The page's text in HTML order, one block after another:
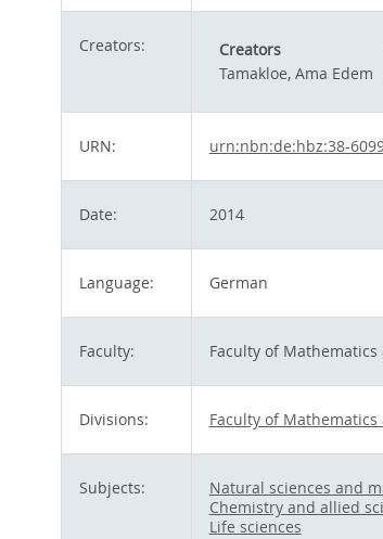
Creators: Creators
Tamakloe, Ama Edem
URN: urn:nbn:de:hbz:38-
Date: 2014
Language: German
Faculty: Faculty of
Divisions: Faculty of
Subjects:
Natural sciences and
Chemistry and allied
Life sciences